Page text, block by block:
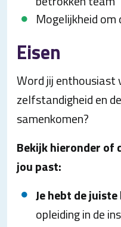
Mogelijkheid
Eisen
Word jij enthousiast
zelfstandigheid en
samenkomen?
Bekijk hieronder of
jou past:
Je hebt de juiste
opleiding in de